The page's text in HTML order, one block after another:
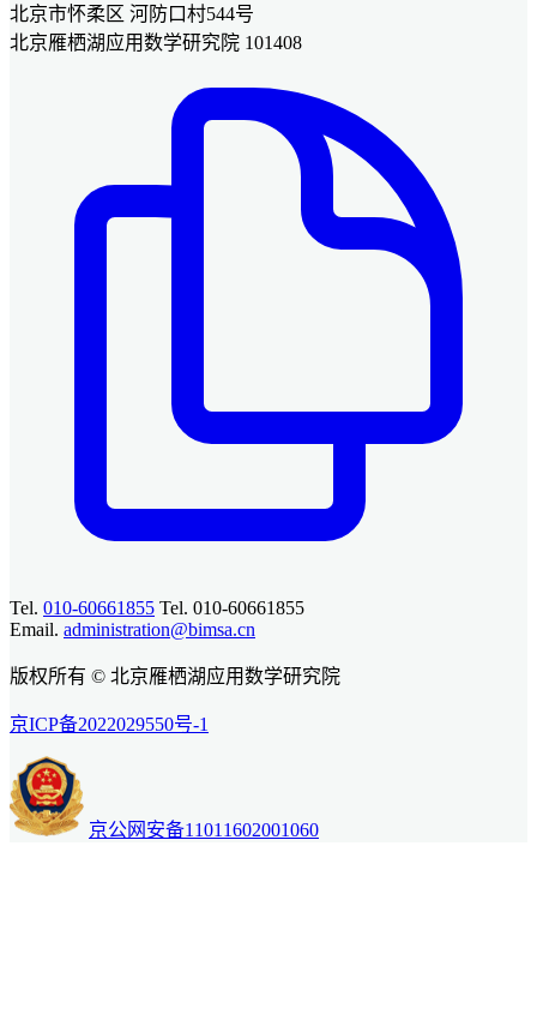
北京市怀柔区 河防口村544号
北京雁栖湖应用数学研究院 101408
Tel. 010-60661855 Tel. 010-60661855
Email. administration@bimsa.cn
版权所有 © 北京雁栖湖应用数学研究院
京ICP备2022029550号-1
京公网安备11011602001060